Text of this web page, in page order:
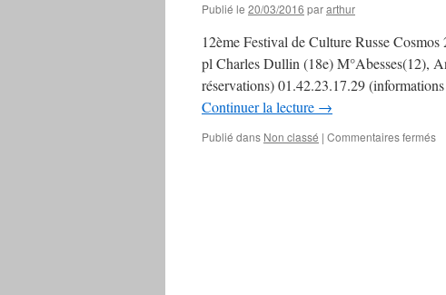
Publié le 20/03/2016 pararthur
12ème Festival de Culture Russe
pl Charles Dullin (18e) M°Abesses(12),
réservations) 01.42.23.17.29
Continuer la lecture →
Publié dans Non classé | Commentaires ferméssur